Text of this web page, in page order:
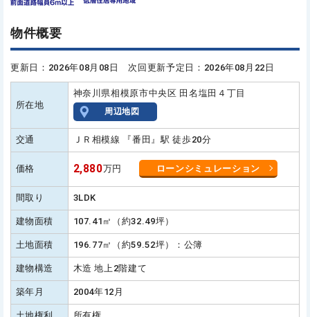
物件概要
更新日：2026年08月08日 次回更新予定日：2026年08月22日
所在地
神奈川県相模原市中央区 田名塩田４丁目
周辺地図
交通 ＪＲ相模線 『番田』駅 徒歩20分
価格 2,880万円 ローンシミュレーション
間取り 3LDK
建物面積 107.41㎡（約32.49坪）
土地面積 196.77㎡（約59.52坪）：公簿
建物構造 木造 地上2階建て
築年月 2004年12月